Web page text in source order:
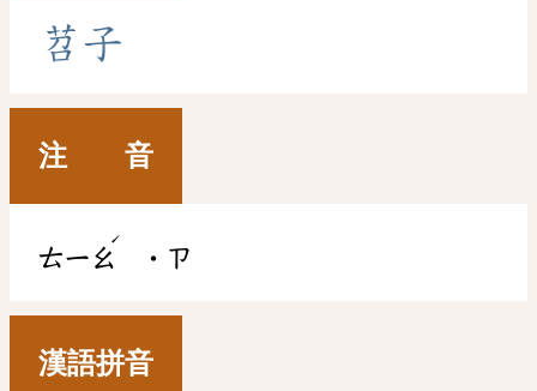
苕子
注 音
ㄊㄧㄠ
ˊ
˙ㄗ
漢語拼音